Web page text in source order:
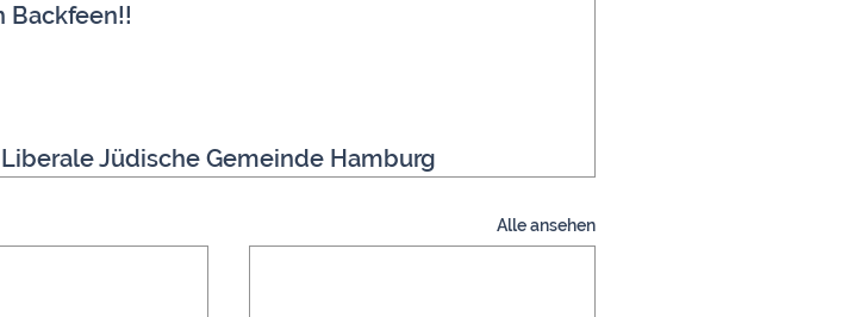
Backfeen!!
Jüdische Gemeinde Hamburg
Alle ansehen